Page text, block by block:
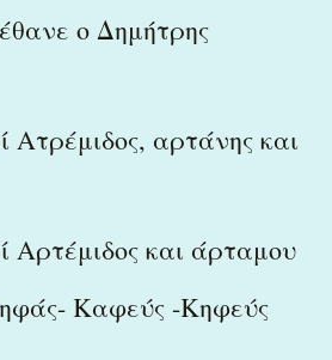
ο Δημήτρης
Ατρέμιδος, αρτάνης και
Αρτέμιδος και άρταμου
Καφεύς -Κηφεύς